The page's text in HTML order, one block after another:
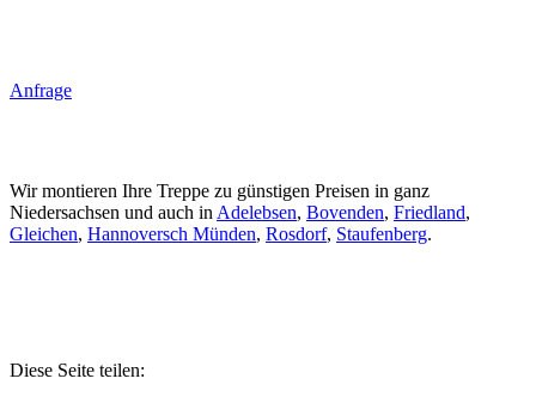
Anfrage
Wir montieren Ihre Treppe zu günstigen Preisen in ganz
Niedersachsen und auch in Adelebsen, Bovenden, Friedland,
Gleichen, Hannoversch Münden, Rosdorf, Staufenberg.
Diese Seite teilen: